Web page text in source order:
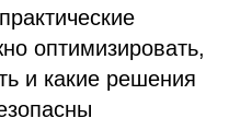
оптимизировать,
и какие решения